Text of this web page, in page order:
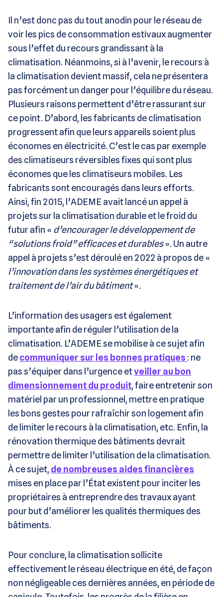
Il n’est donc pas du tout anodin pour le réseau de
voir les pics de consommation estivaux augmenter
sous l’effet du recours grandissant à la
climatisation. Néanmoins, si à l’avenir, le recours à
la climatisation devient massif, cela ne présentera
pas forcément un danger pour l’équilibre du réseau.
Plusieurs raisons permettent d’être rassurant sur
ce point. D’abord, les fabricants de climatisation
progressent afin que leurs appareils soient plus
économes en électricité. C’est le cas par exemple
des climatiseurs réversibles fixes qui sont plus
économes que les climatiseurs mobiles. Les
fabricants sont encouragés dans leurs efforts.
Ainsi, fin 2015, l’ADEME avait lancé un appel à
projets sur la climatisation durable et le froid du
futur afin « d’encourager le développement de
“solutions froid” efficaces et durables». Un autre
appel à projets s’est déroulé en 2022 à propos de «
l’innovation dans les systèmes énergétiques et
traitement de l’air du bâtiment».
L’information des usagers est également
importante afin de réguler l’utilisation de la
climatisation. L’ADEME se mobilise à ce sujet afin
decommuniquer sur les bonnes pratiques : ne
pas s’équiper dans l’urgence etveiller au bon
dimensionnement du produit, faire entretenir son
matériel par un professionnel, mettre en pratique
les bons gestes pour rafraîchir son logement afin
de limiter le recours à la climatisation, etc. Enfin, la
rénovation thermique des bâtiments devrait
permettre de limiter l’utilisation de la climatisation.
À ce sujet, de nombreuses aides financières
mises en place par l’État existent pour inciter les
propriétaires à entreprendre des travaux ayant
pour but d’améliorer les qualités thermiques des
bâtiments.
Pour conclure, la climatisation sollicite
effectivement le réseau électrique en été, de façon
non négligeable ces dernières années, en période de